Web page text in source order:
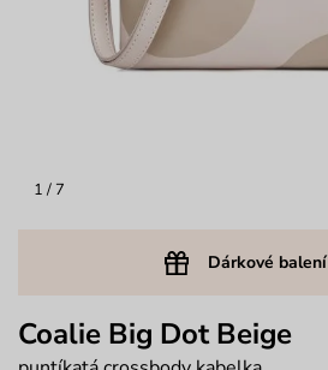
1 / 7
Dárkové balení
Coalie Big Dot Beige